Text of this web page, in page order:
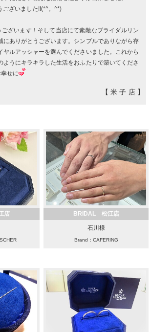
ございました!!(*^。^*)
ざいます！そして当店にて素敵なブライダルリン
にありがとうございます。シンプルでありながら存
ヤルアッシャーを選んでくださいました。これから
ようにキラキラした生活をおふたりで築いてくださ
せに
【米子店】
店 BRIDAL 松江店
石川様
Brand：CAFERING